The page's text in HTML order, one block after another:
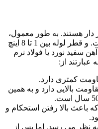
دار هستند. به طور معمول،
طول لوله ی گالوانیزه حدود 6 متر است. و قطر لوله بین 1 تا 8 اینچ
سفید نورد یا فولاد نرم
از:
کمتری دارد.
بالایی دارد و به همین
باعث بالا رفتن استحکام و
نظر می رسد. اما پس از